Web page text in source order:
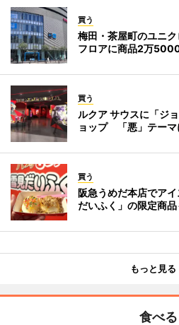
買う
梅田・茶屋町のユニ
フロアに商品2万
買う
ルクア サウスに「ジ
ョップ 「悪」テーマ
買う
阪急うめだ本店でア
だいふく」の限定商品
もっと見る
食べる